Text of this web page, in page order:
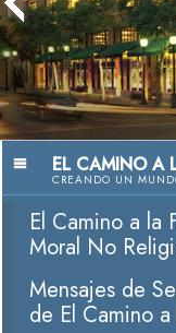
EL CAMINO A
CREANDO UN
El Camino a la
Moral No
Mensajes de
de El Camino